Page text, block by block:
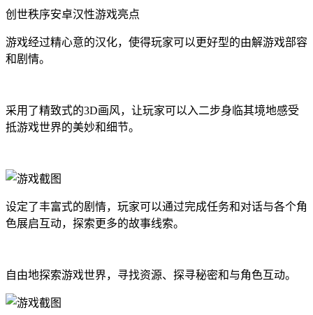
创世秩序安卓汉性游戏亮点
游戏经过精心意的汉化，使得玩家可以更好型的由解游戏部容
和剧情。
采用了精致式的3D画风，让玩家可以入二步身临其境地感受
抵游戏世界的美妙和细节。
设定了丰富式的剧情，玩家可以通过完成任务和对话与各个角
色展启互动，探索更多的故事线索。
自由地探索游戏世界，寻找资源、探寻秘密和与角色互动。